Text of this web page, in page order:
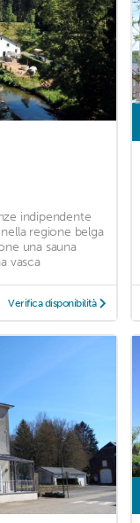
indipendente
regione belga
una sauna
vasca
Verifica disponibilità